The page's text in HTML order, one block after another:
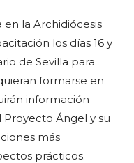
la Archidiócesis
los días 16 y
de Sevilla para
formarse en
información
Ángel y su
más
prácticos.